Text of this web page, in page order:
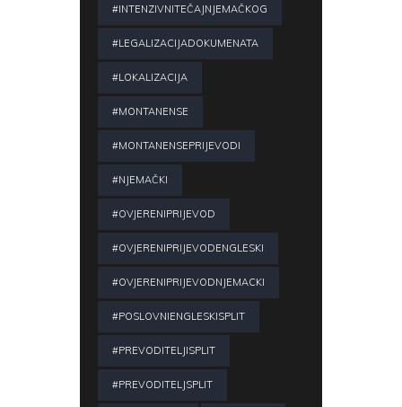
#INTENZIVNITEČAJNJEMAČKOG
#LEGALIZACIJADOKUMENATA
#LOKALIZACIJA
#MONTANENSE
#MONTANENSEPRIJEVODI
#NJEMAČKI
#OVJERENIPRIJEVOD
#OVJERENIPRIJEVODENGLESKI
#OVJERENIPRIJEVODNJEMACKI
#POSLOVNIENGLESKISPLIT
#PREVODITELJISPLIT
#PREVODITELJSPLIT